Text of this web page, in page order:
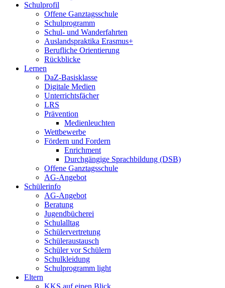
Schulprofil
Offene Ganztagsschule
Schulprogramm
Schul- und Wanderfahrten
Auslandspraktika Erasmus+
Berufliche Orientierung
Rückblicke
Lernen
DaZ-Basisklasse
Digitale Medien
Unterrichtsfächer
LRS
Prävention
Medienleuchten
Wettbewerbe
Fördern und Fordern
Enrichment
Durchgängige Sprachbildung (DSB)
Offene Ganztagsschule
AG-Angebot
Schülerinfo
AG-Angebot
Beratung
Jugendbücherei
Schulalltag
Schülervertretung
Schüleraustausch
Schüler vor Schülern
Schulkleidung
Schulprogramm light
Eltern
KKS auf einen Blick